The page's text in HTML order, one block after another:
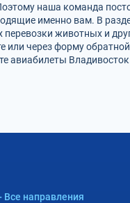
наша команда
именно вам. В
перевозки животных и
или через форму
авиабилеты
Все направления